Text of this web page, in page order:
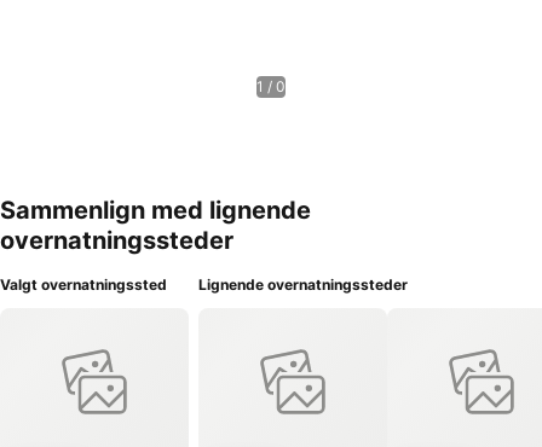
1 / 0
Sammenlign med lignende
overnatningssteder
Valgt overnatningssted Lignende overnatningssteder